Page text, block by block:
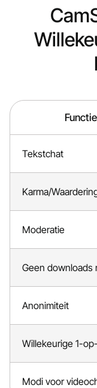
Functie
Tekstchat
Karma/
Moderatie
Geen downloads
Anonimiteit
Willekeurige 1-
Modi voor